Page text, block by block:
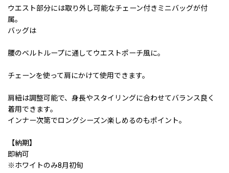
ウエスト部分には取り外し可能なチェーン付きミニバッグが付
属。
バッグは
腰のベルトループに通してウエストポーチ風に。
チェーンを使って肩にかけて使用できます。
肩紐は調整可能で、身長やスタイリングに合わせてバランス良く
着用できます。
インナー次第でロングシーズン楽しめるのもポイント。
【納期】
即納可
※ホワイトのみ8月初旬